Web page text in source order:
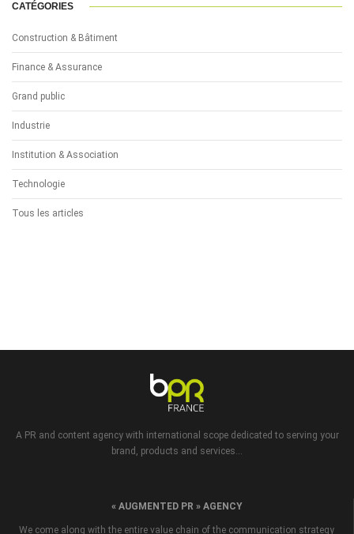
CATÉGORIES
Construction & Bâtiment
Finance & Assurance
Grand public
Industrie
Institution & Association
Technologie
Tous les articles
A PR and content agency with international scope dedicated to serving your
brand, products and services...
« AUGMENTED PR » AGENCY
We come along with the entire value chain of the communication strategy